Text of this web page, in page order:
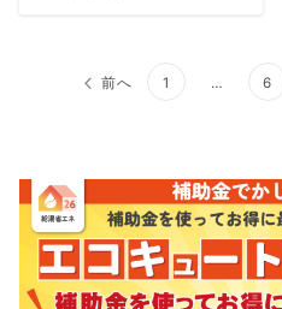
ビ
ゲ
ー
前へ 1 … 6